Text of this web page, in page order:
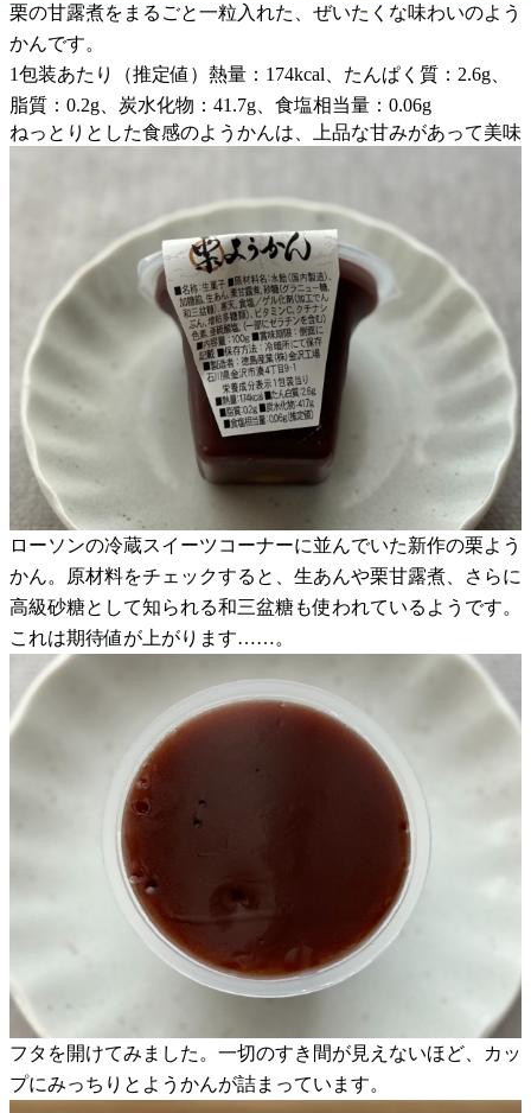
栗の甘露煮をまるごと一粒入れた、ぜいたくな味わいのよう
かんです。
1包装あたり（推定値）熱量：174kcal、たんぱく質：2.6g、
脂質：0.2g、炭水化物：41.7g、食塩相当量：0.06g
ねっとりとした食感のようかんは、上品な甘みがあって美味
ローソンの冷蔵スイーツコーナーに並んでいた新作の栗よう
かん。原材料をチェックすると、生あんや栗甘露煮、さらに
高級砂糖として知られる和三盆糖も使われているようです。
これは期待値が上がります……。
フタを開けてみました。一切のすき間が見えないほど、カッ
プにみっちりとようかんが詰まっています。